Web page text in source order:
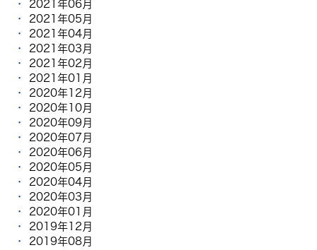
2021年06月
2021年05月
2021年04月
2021年03月
2021年02月
2021年01月
2020年12月
2020年10月
2020年09月
2020年07月
2020年06月
2020年05月
2020年04月
2020年03月
2020年01月
2019年12月
2019年08月